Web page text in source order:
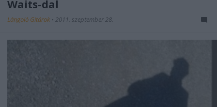
Waits-dal
Lángoló Gitárok • 2011. szeptember 28.